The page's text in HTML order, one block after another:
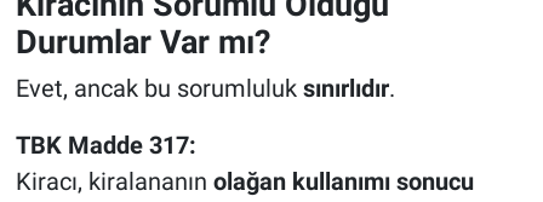
Durumlar Var mı?
Evet, ancak bu sorumluluk sınırlıdır.
TBK Madde 317:
Kiracı, kiralananın olağan kullanımı sonucu